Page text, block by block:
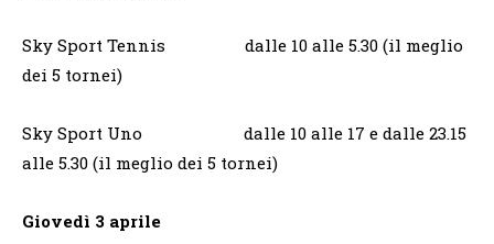
Sky Sport Tennis dalle 10 alle 5.30 (il meglio
dei 5 tornei)
Sky Sport Uno dalle 10 alle 17 e dalle 23.15
alle 5.30 (il meglio dei 5 tornei)
Giovedì 3 aprile